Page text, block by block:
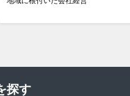
探す